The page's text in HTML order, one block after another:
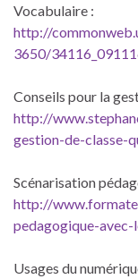
Vocabulaire :
http://
3650/
Conseils pour la
http://
gestion-de-classe-
Scénarisation
http://
pedagogique-
Usages du